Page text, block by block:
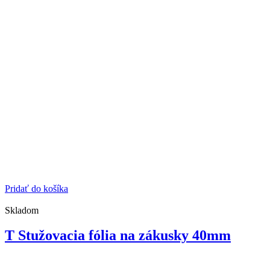
Pridať do košíka
Skladom
T Stužovacia fólia na zákusky 40mm